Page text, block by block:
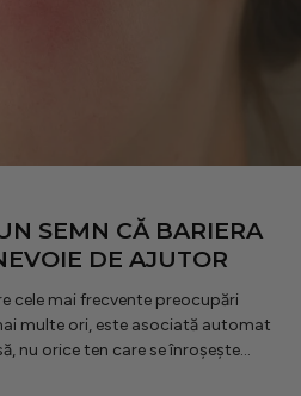
SEMN CĂ BARIERA
DE AJUTOR
cele mai frecvente preocupări
multe ori, este asociată automat
nu orice ten care se înroșește...